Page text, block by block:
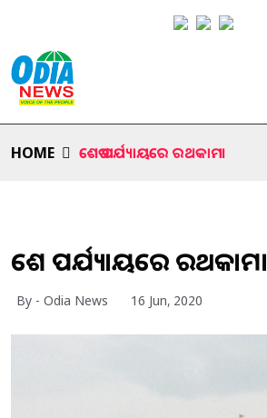
HOME ଶେଷ ପର୍ଯ୍ୟାୟରେ ରଥକାମ।
ଶେଷ ପର୍ଯ୍ୟାୟରେ ରଥକାମ।
By - Odia News 16 Jun, 2020